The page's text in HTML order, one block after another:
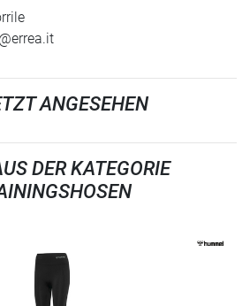
ANGESEHEN
DER KATEGORIE